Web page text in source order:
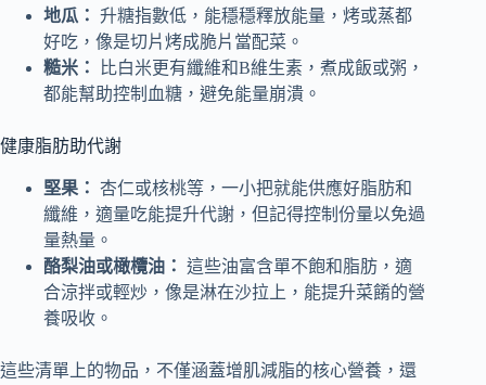
地瓜： 升糖指數低，能穩穩釋放能量，烤或蒸都
好吃，像是切片烤成脆片當配菜。
糙米：
比白米更有纖維和B維生素，煮成飯或粥，
都能幫助控制血糖，避免能量崩潰。
健康脂肪助代謝
堅果： 杏仁或核桃等，一小把就能供應好脂肪和
纖維，適量吃能提升代謝，但記得控制份量以免過
量熱量。
酪梨油或橄欖油： 這些油富含單不飽和脂肪，適
合涼拌或輕炒，像是淋在沙拉上，能提升菜餚的營
養吸收。
這些清單上的物品，不僅涵蓋增肌減脂的核心營養，還